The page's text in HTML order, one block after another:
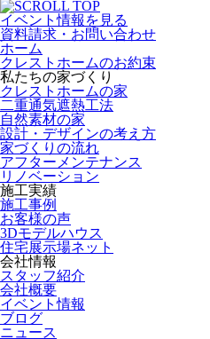
イベント情報を見る
資料請求・お問い合わせ
ホーム
クレストホームのお約束
私たちの家づくり
クレストホームの家
二重通気遮熱工法
自然素材の家
設計・デザインの考え方
家づくりの流れ
アフターメンテナンス
リノベーション
施工実績
施工事例
お客様の声
3Dモデルハウス
住宅展示場ネット
会社情報
スタッフ紹介
会社概要
イベント情報
ブログ
ニュース